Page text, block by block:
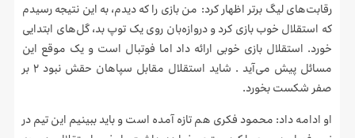
رقابت‌های لیگ برتر اظهار کرد: من بازی را که دیدم، به این نتیجه رسیدم
که استقلال خوب بازی کرد و دروازه‌بان روی یک توپ بد، گل‌های ابتدایی
خورد. استقلال بازی خوبی ارائه داد اما فوتبال است و یک موقع این
مسائل پیش می‌آید . شاید استقلال مقابل سپاهان حقش نبود ۲ بر
صفر شکست بخورد.
او ادامه داد: محمود فکری هم تازه آمده است و باید ببینیم این تیم در